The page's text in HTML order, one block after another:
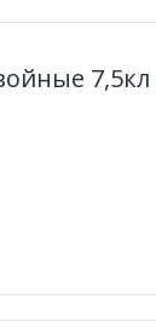
7,5кл